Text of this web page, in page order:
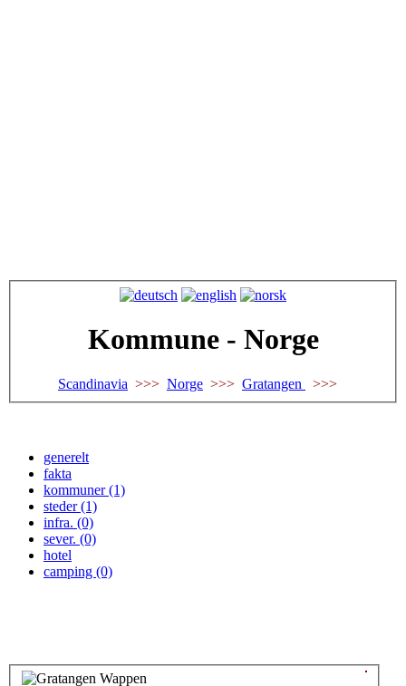
Kommune - Norge
Scandinavia >>> Norge >>> Gratangen
generelt
fakta
kommuner (1)
steder (1)
infra. (0)
sever. (0)
hotel
camping (0)